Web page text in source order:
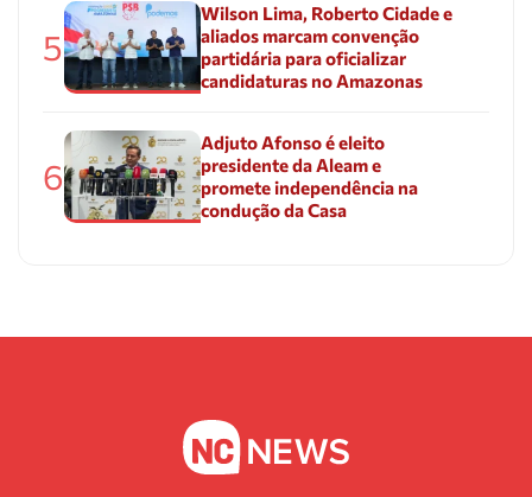
5
Wilson Lima, Roberto Cidade e
aliados marcam convenção
partidária para oficializar
candidaturas no Amazonas
6
Adjuto Afonso é eleito
presidente da Aleam e
promete independência na
condução da Casa